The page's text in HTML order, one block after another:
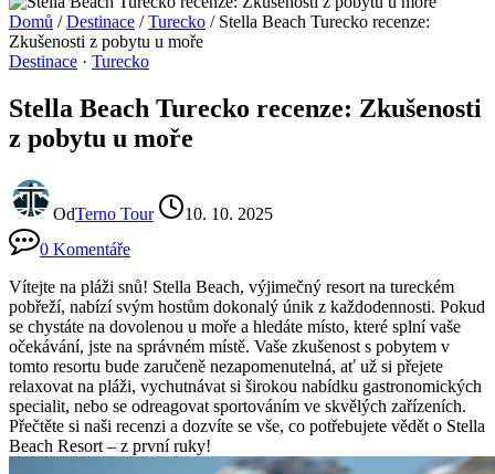
Domů / Destinace / Turecko / Stella Beach Turecko recenze:
Zkušenosti z pobytu u moře
Destinace · Turecko
Stella Beach Turecko recenze: Zkušenosti
z pobytu u moře
OdTerno Tour
10. 10. 2025
0 Komentáře
Vítejte na pláži snů! Stella Beach, výjimečný resort na tureckém
pobřeží, nabízí svým hostům dokonalý únik z každodennosti. Pokud
se chystáte na dovolenou u moře a hledáte místo, které splní vaše
očekávání, jste na správném místě. Vaše zkušenost s pobytem v
tomto resortu bude zaručeně nezapomenutelná, ať už si přejete
relaxovat na pláži, vychutnávat si širokou nabídku gastronomických
specialit, nebo se odreagovat sportováním ve skvělých zařízeních.
Přečtěte si naši recenzi a dozvíte se vše, co potřebujete vědět o Stella
Beach Resort – z první ruky!